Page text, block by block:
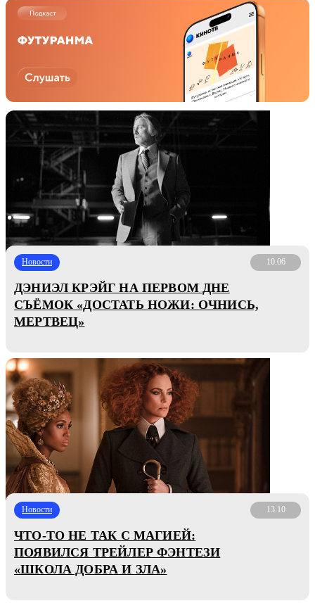
Новости 10.06
ДЭНИЭЛ КРЭЙГ НА ПЕРВОМ ДНЕ
СЪЁМОК «ДОСТАТЬ НОЖИ: ОЧНИСЬ,
МЕРТВЕЦ»
Новости 13.10
ЧТО-ТО НЕ ТАК С МАГИЕЙ:
ПОЯВИЛСЯ ТРЕЙЛЕР ФЭНТЕЗИ
«ШКОЛА ДОБРА И ЗЛА»